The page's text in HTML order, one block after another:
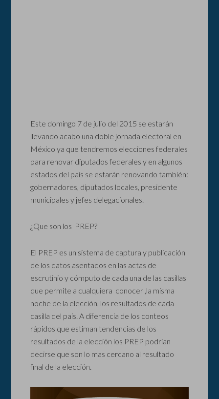
Este domingo 7 de julio del 2015 se estarán
llevando acabo una doble jornada electoral en
México ya que tendremos elecciones federales
para renovar diputados federales y en algunos
estados del país se estarán renovando también:
gobernadores, diputados locales, presidente
municipales y jefes delegacionales.
¿Que son los PREP?
El PREP es un sistema de captura y publicación
de los datos asentados en las actas de
escrutinio y cómputo de cada una de las casillas
que permite a cualquiera conocer ,la misma
noche de la elección, los resultados de cada
casilla del país. A diferencia de los conteos
rápidos que estiman tendencias de los
resultados de la elección los PREP podrían
decirse que son lo mas cercano al resultado
final de la elección.